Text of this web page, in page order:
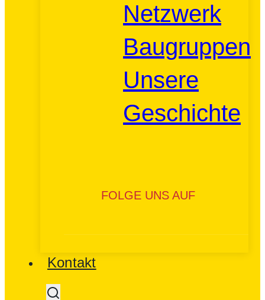
Netzwerk
Baugruppen
Unsere
Geschichte
FOLGE UNS AUF
Kontakt